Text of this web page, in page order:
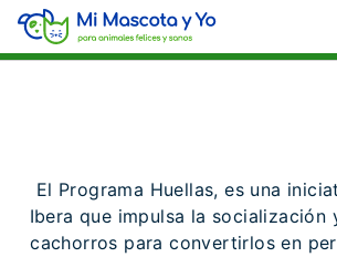
El Programa Huellas, es una
Ibera que impulsa la socialización
cachorros para convertirlos en